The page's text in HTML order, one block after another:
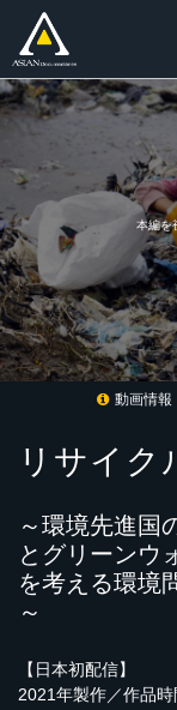
本編を
動画情報
リサイク
～環境先進国
とグリーンウ
を考える環境
～
【日本初配信】
2021年製作／作品